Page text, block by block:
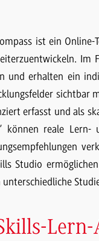
ist ein
Im
und erhalten ein
sichtbar
erfasst und als
können reale Lern-
Studio
unterschiedliche
Lern-